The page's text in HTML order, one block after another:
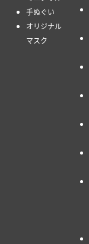
手ぬぐい
オリジナル
マスク